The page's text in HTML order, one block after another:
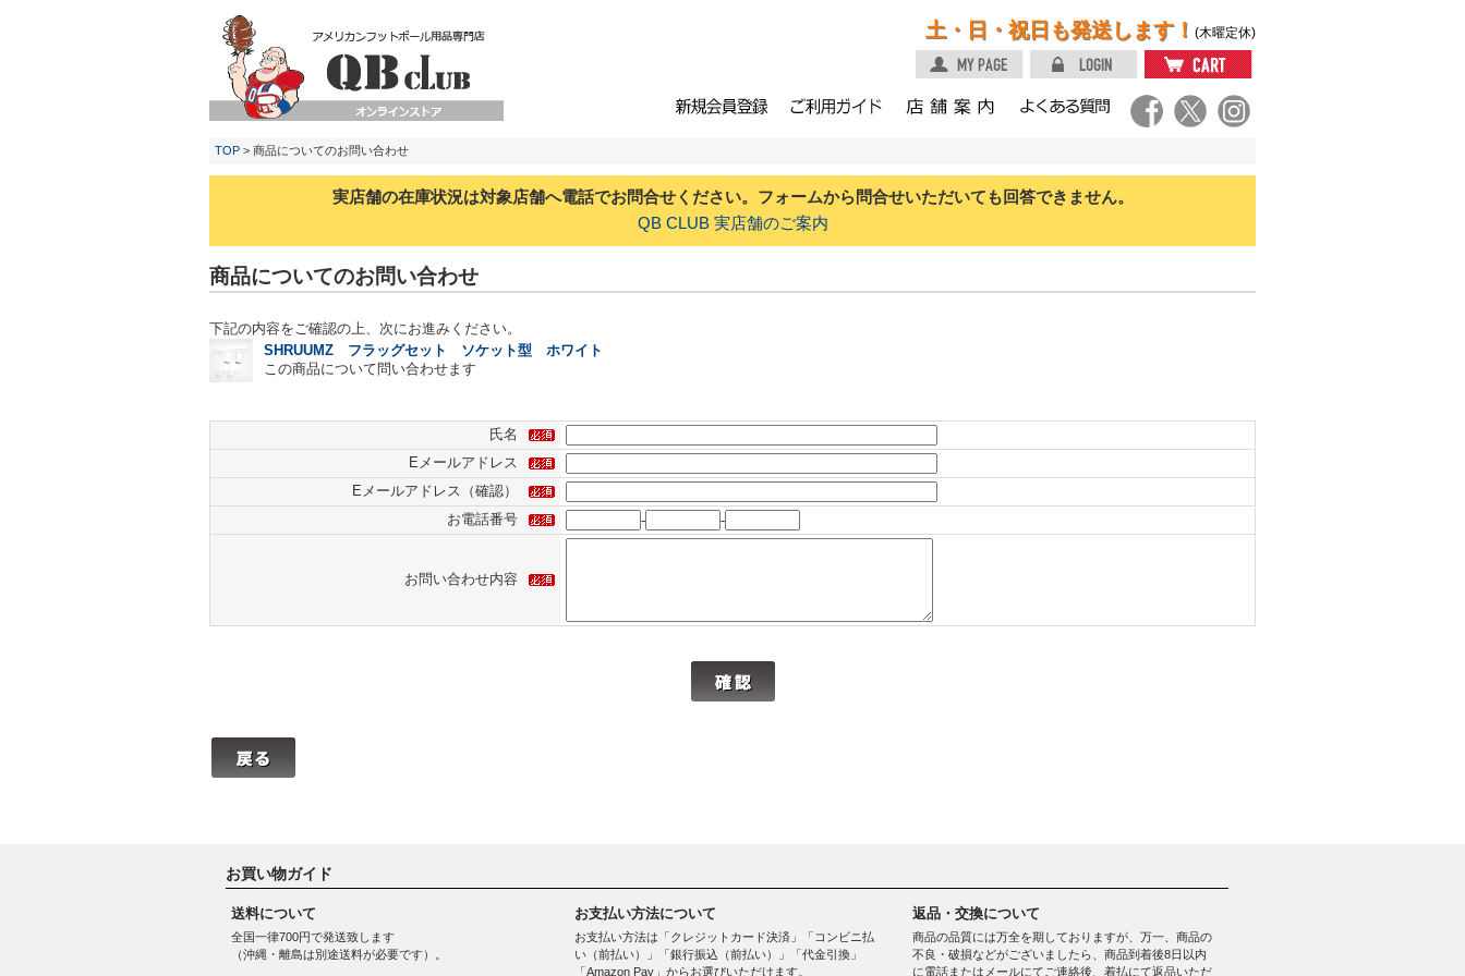
土・日・祝日も発送します！ (木曜定休)
TOP > 商品についてのお問い合わせ
実店舗の在庫状況は対象店舗へ電話でお問合せください。フォームから問合せいただいても回答できません。
QB CLUB 実店舗のご案内
商品についてのお問い合わせ
下記の内容をご確認の上、次にお進みください。
SHRUUMZ フラッグセット ソケット型 ホワイト
この商品について問い合わせます
氏名
Eメールアドレス
Eメールアドレス（確認）
お電話番号
- -
お問い合わせ内容
お買い物ガイド
送料について
全国一律700円で発送致します
（沖縄・離島は別途送料が必要です）。
お支払い方法について
お支払い方法は「クレジットカード決済」「コンビニ払
い（前払い）」「銀行振込（前払い）」「代金引換」
「Amazon Pay」からお選びいただけます。
返品・交換について
商品の品質には万全を期しておりますが、万一、商品の
不良・破損などがございましたら、商品到着後8日以内
に電話またはメールにてご連絡後、着払にて返品いただ